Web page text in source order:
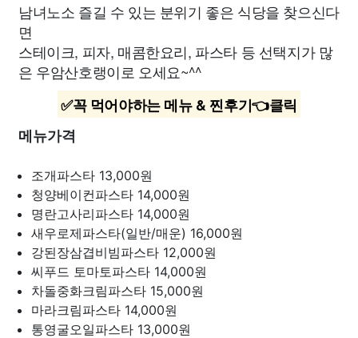
남녀노소 즐길 수 있는 분위기 좋은 식당을 찾으신다
면
스테이크, 피자, 매콤한요리, 파스타 등 선택지가 많
은 우암산호랭이로 오세요~^^
✅꼭 먹어야하는 메뉴 & 찐후기👈클릭
메뉴가격
조개파스타 13,000원
청양베이컨파스타 14,000원
명란고사리파스타 14,000원
새우로제파스타(일반/매운) 16,000원
강된장삼겹비빔파스타 12,000원
씨푸드 토마토파스타 14,000원
차돌중화크림파스타 15,000원
마라크림파스타 14,000원
통영굴오일파스타 13,000원